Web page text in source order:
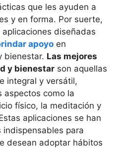
que les ayuden a
y en forma. Por suerte,
diseñadas
apoyo en
bienestar. Las mejores
y bienestar son aquellas
integral y versátil,
aspectos como la
físico, la meditación y
aplicaciones se han
para
desean adoptar hábitos